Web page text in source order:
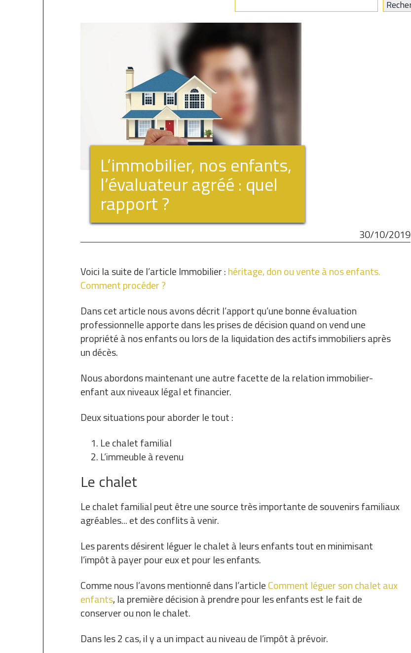
L’immobilier, nos enfants,
l’évaluateur agréé : quel
rapport ?
30/10/2019
Voici la suite de l’article Immobilier :héritage, don ou vente à nos enfants.
Comment procéder ?
Dans cet article nous avons décrit l’apport qu’une bonne évaluation
professionnelle apporte dans les prises de décision quand on vend une
propriété à nos enfants ou lors de la liquidation des actifs immobiliers après
un décès.
Nous abordons maintenant une autre facette de la relation immobilier-
enfant aux niveaux légal et financier.
Deux situations pour aborder le tout :
Le chalet familial
L’immeuble à revenu
Le chalet
Le chalet familial peut être une source très importante de souvenirs familiaux
agréables... et des conflits à venir.
Les parents désirent léguer le chalet à leurs enfants tout en minimisant
l’impôt à payer pour eux et pour les enfants.
Comme nous l’avons mentionné dans l’articleComment léguer son chalet aux
enfants, la première décision à prendre pour les enfants est le fait de
conserver ou non le chalet.
Dans les 2 cas, il y a un impact au niveau de l’impôt à prévoir.